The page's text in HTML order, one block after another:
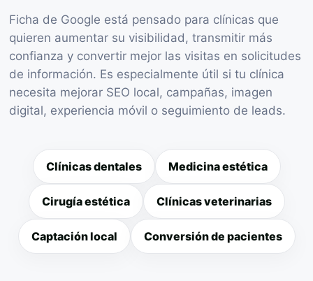
Ficha de Google está pensado para clínicas que
quieren aumentar su visibilidad, transmitir más
confianza y convertir mejor las visitas en solicitudes
de información. Es especialmente útil si tu clínica
necesita mejorar SEO local, campañas, imagen
digital, experiencia móvil o seguimiento de leads.
Clínicas dentales Medicina estética
Cirugía estética Clínicas veterinarias
Captación local Conversión de pacientes